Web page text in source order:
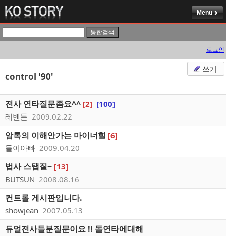
Menu
로그인
control '90'
쓰기
전사 연타질문좀요^^ [2] [100]
레벤톤 2009.02.22
암록의 이해안가는 마이너힐 [6]
돌이아빠 2009.04.20
법사 스탭질~ [13]
BUTSUN 2008.08.16
컨트롤 게시판입니다.
showjean 2007.05.13
듀얼전사들분질문이요 !! 돌연타에대해